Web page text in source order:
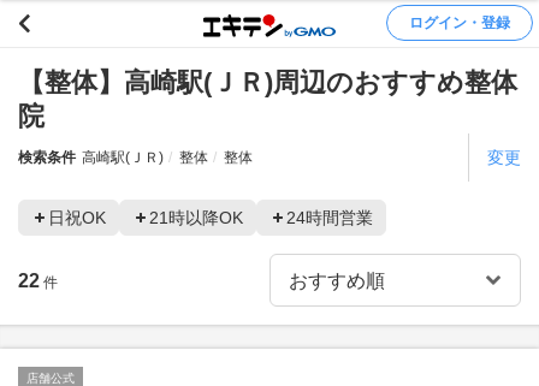
ログイン・登録
【整体】高崎駅(ＪＲ)周辺のおすすめ整体
院
検索条件 高崎駅(ＪＲ) 整体 整体 変更
日祝OK 21時以降OK 24時間営業
22 件
店舗公式